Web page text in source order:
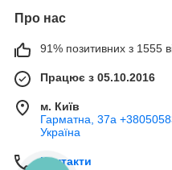
Про нас
91% позитивних з 1555
Працює з 05.10.2016
м. Київ
Гарматна, 37а
Україна
Контакти